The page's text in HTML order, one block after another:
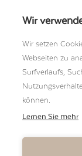
Wir
Wir setzen
Webseiten zu
Surfverlaufs,
können.
Lernen Sie mehr